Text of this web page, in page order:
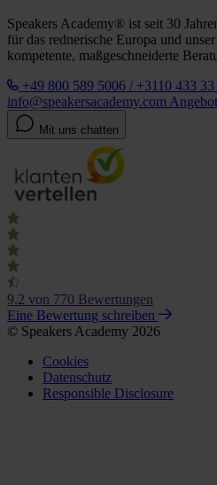
Speakers Academy® ist seit 30
für das rednerische Europa und
kompetente, maßgeschneiderte
+49 800 589 5006 / +3110 433 33
info@speakersacademy.com
Mit uns chatten
9.2 von 770 Bewertungen
Eine Bewertung schreiben
© Speakers Academy 2026
Cookies
Datenschutz
Responsible Disclosure